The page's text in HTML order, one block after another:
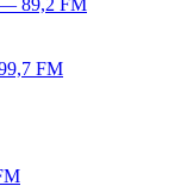
— 89,2 FM
FM